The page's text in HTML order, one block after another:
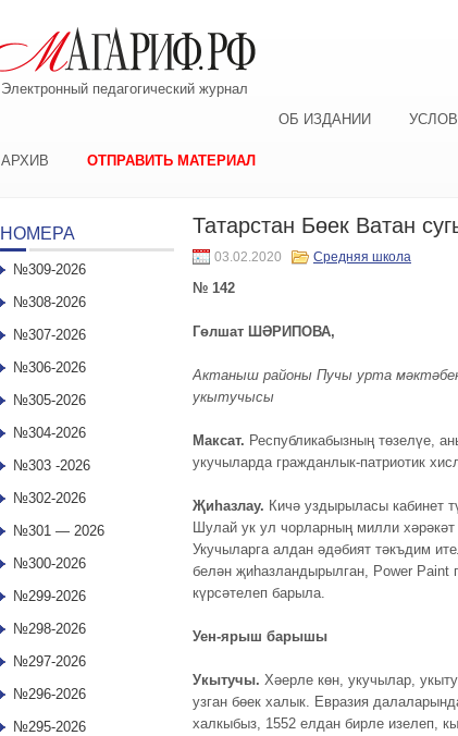
Электронный педагогический журнал
ОБ ИЗДАНИИ
АРХИВ ОТПРАВИТЬ МАТЕРИАЛ
Татарстан Бөек Ватан
03.02.2020 Средняя школа
№ 142
Гөлшат ШӘРИПОВА,
Актаныш районы Пучы урта
укытучысы
Максат. Республикабызның төзелүе,
укучыларда гражданлык-патриотик
Җиһазлау. Кичə уздырыласы кабинет
Шулай ук ул чорларның милли
Укучыларга алдан әдәбият тәкъдим
белəн җиһазландырылган, Power Paint
күрсəтелеп барыла.
Уен-ярыш барышы
Укытучы. Хәерле көн, укучылар,
узган бөек халык. Евразия
халкыбыз, 1552 елдан бирле изелеп,
НОМЕРА
№309-2026
№308-2026
№307-2026
№306-2026
№305-2026
№304-2026
№303 -2026
№302-2026
№301 — 2026
№300-2026
№299-2026
№298-2026
№297-2026
№296-2026
№295-2026